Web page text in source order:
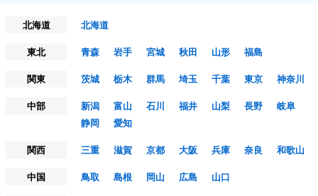
北海道
北海道
東北
青森 岩手 宮城 秋田 山形
福島
関東
茨城 栃木 群馬 埼玉 千葉 東京
神奈川
中部
新潟 富山 石川 福井 山梨 長野
岐阜
静岡
愛知
関西
三重 滋賀 京都 大阪 兵庫 奈良
和歌山
中国
鳥取 島根 岡山 広島
山口